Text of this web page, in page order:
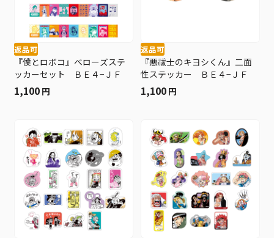
返品可
『僕とロボコ』ベローズステ
ッカーセット ＢＥ４−ＪＦ
1,100 円
返品可
『悪祓士のキヨシくん』二面
性ステッカー ＢＥ４−ＪＦ
1,100 円